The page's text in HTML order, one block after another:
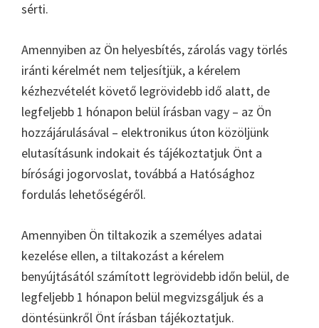
sérti.
Amennyiben az Ön helyesbítés, zárolás vagy törlés
iránti kérelmét nem teljesítjük, a kérelem
kézhezvételét követő legrövidebb idő alatt, de
legfeljebb 1 hónapon belül írásban vagy – az Ön
hozzájárulásával – elektronikus úton közöljünk
elutasításunk indokait és tájékoztatjuk Önt a
bírósági jogorvoslat, továbbá a Hatósághoz
fordulás lehetőségéről.
Amennyiben Ön tiltakozik a személyes adatai
kezelése ellen, a tiltakozást a kérelem
benyújtásától számított legrövidebb időn belül, de
legfeljebb 1 hónapon belül megvizsgáljuk és a
döntésünkről Önt írásban tájékoztatjuk.